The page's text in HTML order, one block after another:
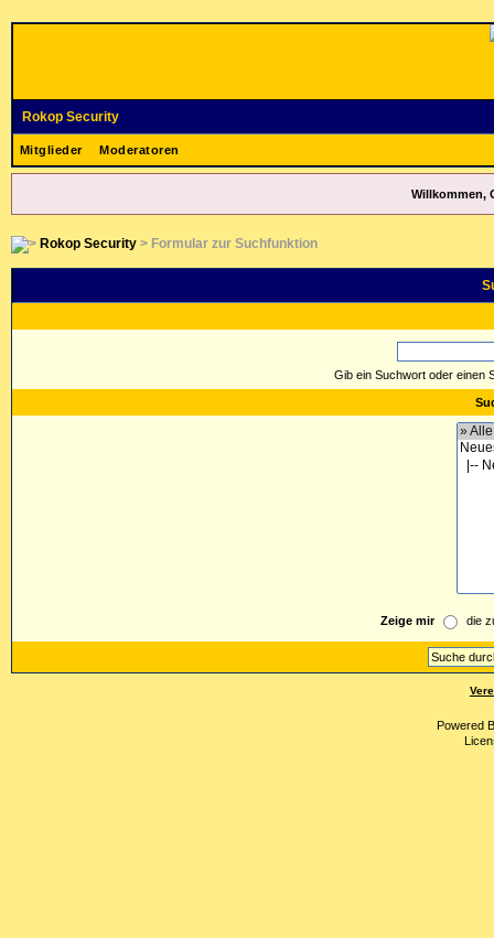
Rokop Security
Mitglieder Moderatoren
Willkommen,
Rokop Security> Formular zur Suchfunktion
Gib ein Suchwort oder einen
Zeige mir die
Powered